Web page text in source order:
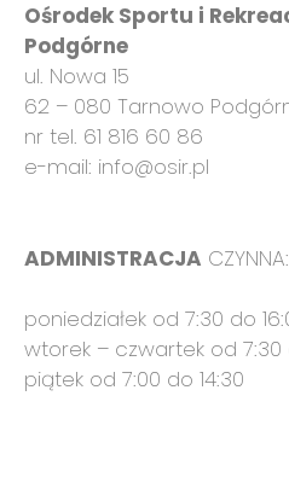
Ośrodek Sportu i
Podgórne
ul. Nowa 15
62 – 080 Tarnowo
nr tel. 61 816 60 86
e-mail: info@osir.pl
ADMINISTRACJA CZYNNA:
poniedziałek od 7:30 do
wtorek – czwartek od 7:30
piątek od 7:00 do 14:30